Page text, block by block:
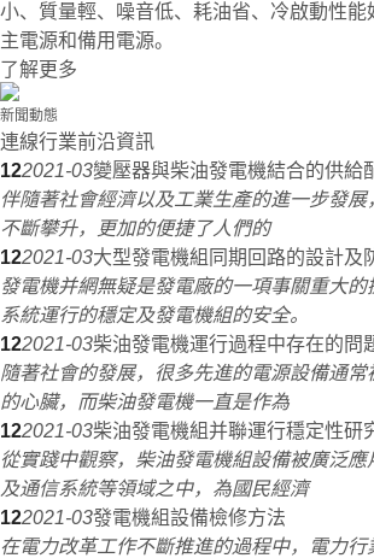
小、質量輕、噪音低、耗油省、冷啟動性能
主電源和備用電源。
了解更多
新聞動態
連線行業前沿資訊
122021-03變壓器與柴油發電機結合的供給
伴隨著社會經濟以及工業生產的進一步發
不斷攀升，更加的便捷了人們的
122021-03大型發電機組同期回路的設計及
發電機并網無疑是發電廠的一項事關重大
系統運行的穩定及發電機組的安全。
122021-03柴油發電機運行過程中存在的問
隨著社會的發展，很多先進的電源設備通
的心臟，而柴油發電機一直是作為
122021-03柴油發電機組并聯運行穩定性研
從實踐中觀察，柴油發電機組設備被廣泛
及通信系統等領域之中，為國民經濟
122021-03發電機組設備檢修方法
在電力改革工作不斷推進的過程中，電力